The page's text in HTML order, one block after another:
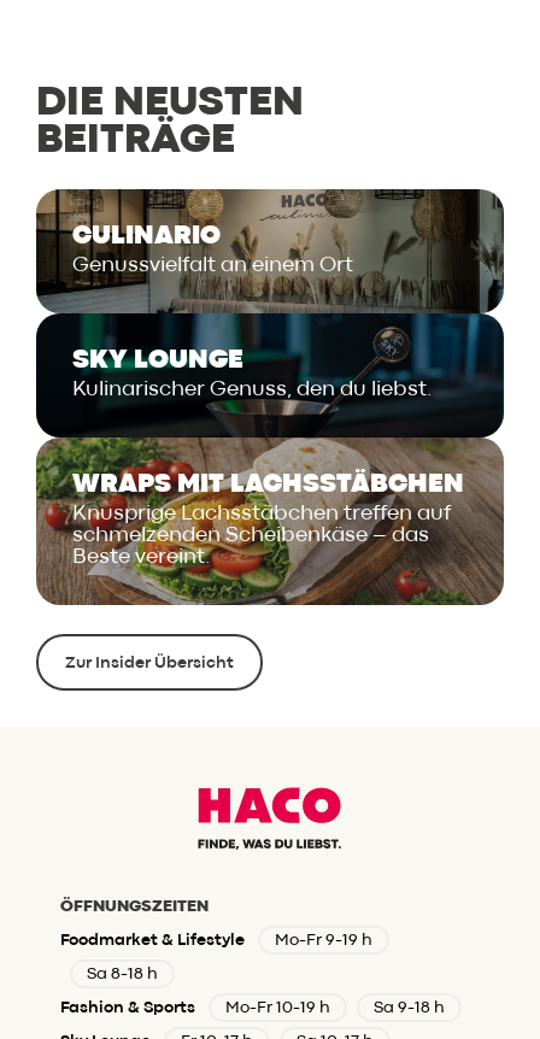
DIE NEUSTEN
BEITRÄGE
CULINARIO
Genussvielfalt an einem Ort
SKY LOUNGE
Kulinarischer Genuss, den du liebst.
WRAPS MIT LACHSSTÄBCHEN
Knusprige Lachsstäbchen treffen auf
schmelzenden Scheibenkäse – das
Beste vereint.
Zur Insider Übersicht
ÖFFNUNGSZEITEN
Foodmarket & Lifestyle Mo-Fr 9-19 h
Sa 8-18 h
Fashion & Sports Mo-Fr 10-19 h Sa 9-18 h